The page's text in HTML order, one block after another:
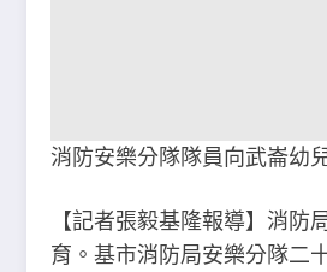
消防安樂分隊隊員向武崙幼
【記者張毅基隆報導】消
育。基市消防局安樂分隊二